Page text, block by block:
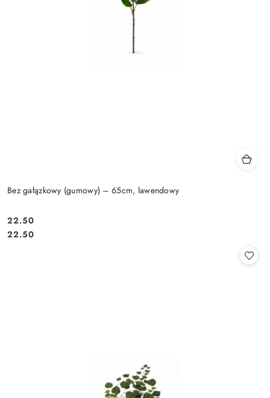
Bez gałązkowy (gumowy) – 65cm, lawendowy
Cena:
22.50
Cena:
22.50